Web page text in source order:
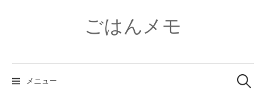
ス
ごはんメモ
メニュー
索: